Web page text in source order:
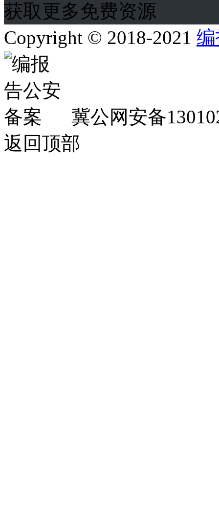
获取更多免费资源
Copyright © 2018-2021
冀公网安备
返回顶部